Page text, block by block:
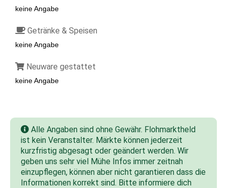
keine Angabe
Getränke & Speisen
keine Angabe
Neuware gestattet
keine Angabe
Alle Angaben sind ohne Gewähr. Flohmarktheld
ist kein Veranstalter. Märkte können jederzeit
kurzfristig abgesagt oder geändert werden. Wir
geben uns sehr viel Mühe Infos immer zeitnah
einzupflegen, können aber nicht garantieren dass die
Informationen korrekt sind. Bitte informiere dich